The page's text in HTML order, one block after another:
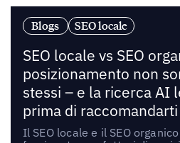
Blogs SEO locale
SEO locale vs SEO
posizionamento non
stessi – e la ricerca AI
prima di raccomandarti
Il SEO locale e il SEO